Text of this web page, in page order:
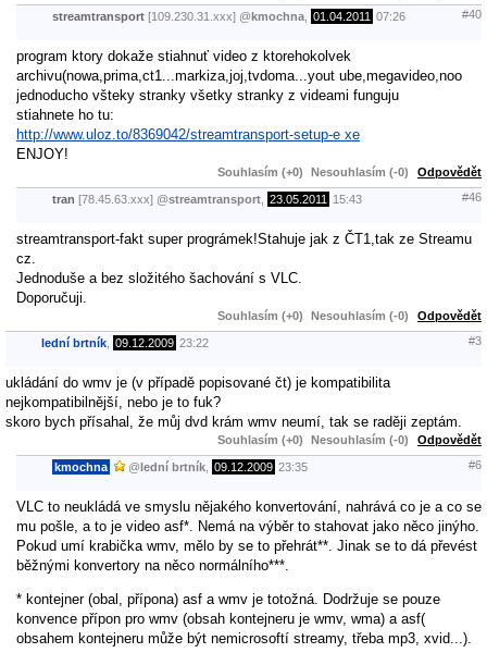
streamtransport [109.230.31.xxx] @kmochna 01.04.2011 07:26 #40
program ktory dokaže stiahnuť video z ktorehokolvek
archivu(nowa,prima,ct1...markiza,joj,tvdoma...yout ube,megavideo,noo
jednoducho všteky stranky všetky stranky z videami funguju
stiahnete ho tu:
http://www.uloz.to/8369042/streamtransport-setup-e xe
ENJOY!
Souhlasím (+0) Nesouhlasím (-0) Odpovědět
tran [78.45.63.xxx] @streamtransport 23.05.2011 15:43 #46
streamtransport-fakt super prográmek!Stahuje jak z ČT1,tak ze Streamu
cz.
Jednoduše a bez složitého šachování s VLC.
Doporučuji.
Souhlasím (+0) Nesouhlasím (-0) Odpovědět
lední brtník 09.12.2009 23:22 #3
ukládání do wmv je (v případě popisované čt) je kompatibilita
nejkompatibilnější, nebo je to fuk?
skoro bych přísahal, že můj dvd krám wmv neumí, tak se raději zeptám.
Souhlasím (+0) Nesouhlasím (-0) Odpovědět
kmochna @lední brtník 09.12.2009 23:35 #6
VLC to neukládá ve smyslu nějakého konvertování, nahrává co je a co se
mu pošle, a to je video asf*. Nemá na výběr to stahovat jako něco jinýho.
Pokud umí krabička wmv, mělo by se to přehrát**. Jinak se to dá převést
běžnými konvertory na něco normálního***.
* kontejner (obal, přípona) asf a wmv je totožná. Dodržuje se pouze
konvence přípon pro wmv (obsah kontejneru je wmv, wma) a asf(
obsahem kontejneru může být nemicrosoftí streamy, třeba mp3, xvid...).